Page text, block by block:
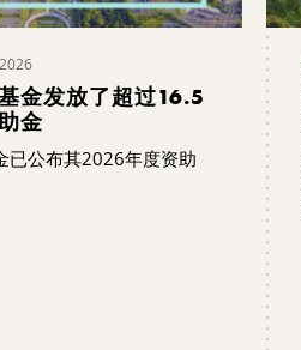
金发放了超过16.5
金
已公布其2026年度资助